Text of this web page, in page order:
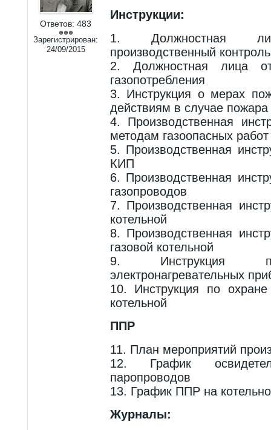
Ответов: 483
Зарегистрирован:
24/09/2015
Инструкции:
1. Должностная
производственный
2. Должностная лица
газопотребления
3. Инструкция о мерах
действиям в случае пожара
4. Производственная
методам газоопасных работ
5. Производственная
КИП
6. Производственная
газопроводов
7. Производственная
котельной
8. Производственная
газовой котельной
9. Инструкция
электронагревательных
10. Инструкция по
котельной
ППР
11. План мероприятий
12. График
паропроводов
13. График ППР на
Журналы: